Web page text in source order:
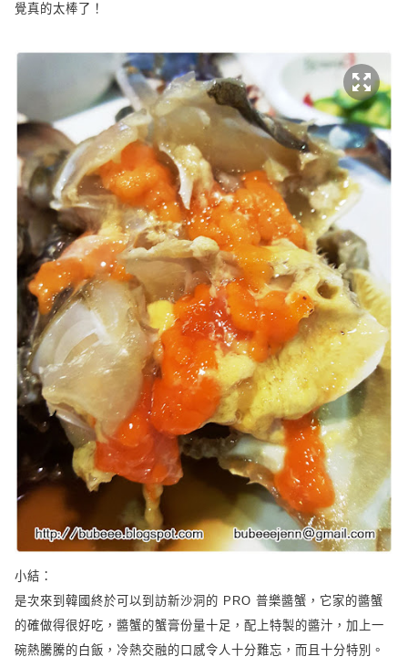
覺真的太棒了！
小結：
是次來到韓國終於可以到訪新沙洞的 PRO 普樂醬蟹 ，它家的醬蟹
的確做得很好吃，醬蟹的蟹膏份量十足，配上特製的醬汁，加上一
碗熱騰騰的白飯，冷熱交融的口感令人十分難忘，而且十分特別。